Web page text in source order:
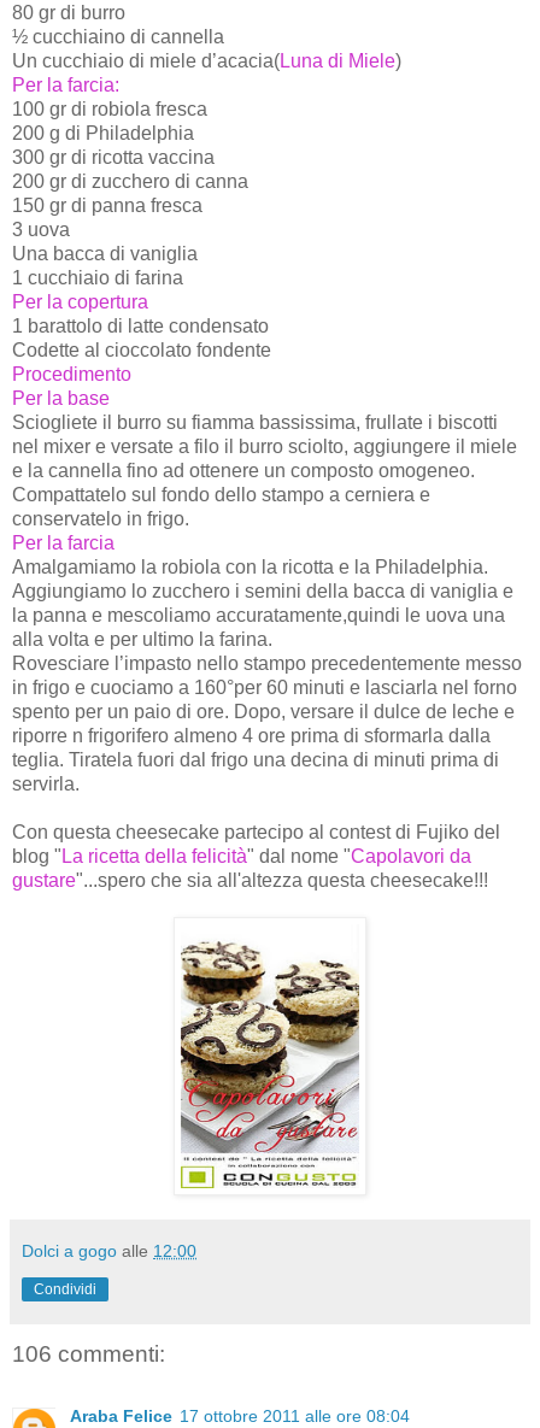
80 gr di burro
½ cucchiaino di cannella
Un cucchiaio di miele d’acacia(Luna di Miele)
Per la farcia:
100 gr di robiola fresca
200 g di Philadelphia
300 gr di ricotta vaccina
200 gr di zucchero di canna
150 gr di panna fresca
3 uova
Una bacca di vaniglia
1 cucchiaio di farina
Per la copertura
1 barattolo di latte condensato
Codette al cioccolato fondente
Procedimento
Per la base
Sciogliete il burro su fiamma bassissima, frullate i biscotti
nel mixer e versate a filo il burro sciolto, aggiungere il miele
e la cannella fino ad ottenere un composto omogeneo.
Compattatelo sul fondo dello stampo a cerniera e
conservatelo in frigo.
Per la farcia
Amalgamiamo la robiola con la ricotta e la Philadelphia.
Aggiungiamo lo zucchero i semini della bacca di vaniglia e
la panna e mescoliamo accuratamente,quindi le uova una
alla volta e per ultimo la farina.
Rovesciare l’impasto nello stampo precedentemente messo
in frigo e cuociamo a 160°per 60 minuti e lasciarla nel forno
spento per un paio di ore. Dopo, versare il dulce de leche e
riporre n frigorifero almeno 4 ore prima di sformarla dalla
teglia. Tiratela fuori dal frigo una decina di minuti prima di
servirla.
Con questa cheesecake partecipo al contest di Fujiko del
blog " La ricetta della felicità" dal nome "Capolavori da
gustare"...spero che sia all'altezza questa cheesecake!!!
Dolci a gogo alle 12:00
Condividi
106 commenti:
Araba Felice 17 ottobre 2011 alle ore 08:04